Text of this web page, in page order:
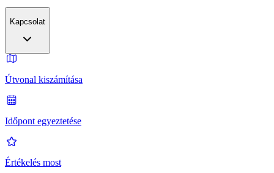
Kapcsolat
Útvonal kiszámítása
Időpont egyeztetése
Értékelés most